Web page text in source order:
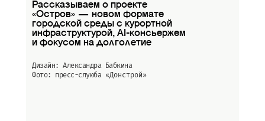
Рассказываем о проекте
«Остров» — новом формате
городской среды с курортной
инфраструктурой, AI-консьержем
и фокусом на долголетие
Дизайн: Александра Бабкина
Фото: пресс-слуюба «Донстрой»